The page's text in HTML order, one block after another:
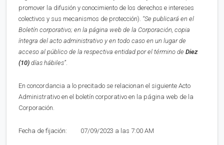
promover la difusión y conocimiento de los derechos e intereses
colectivos y sus mecanismos de protección). “Se publicará en el
Boletín corporativo; en la página web de la Corporación, copia
íntegra del acto administrativo y en todo caso en un lugar de
acceso al público de la respectiva entidad por el término de Diez
(10) días hábiles”.
En concordancia a lo precitado se relacionan el siguiente Acto
Administrativo en el boletín corporativo en la página web de la
Corporación.
Fecha de fijación: 07/09/2023 a las 7:00 AM